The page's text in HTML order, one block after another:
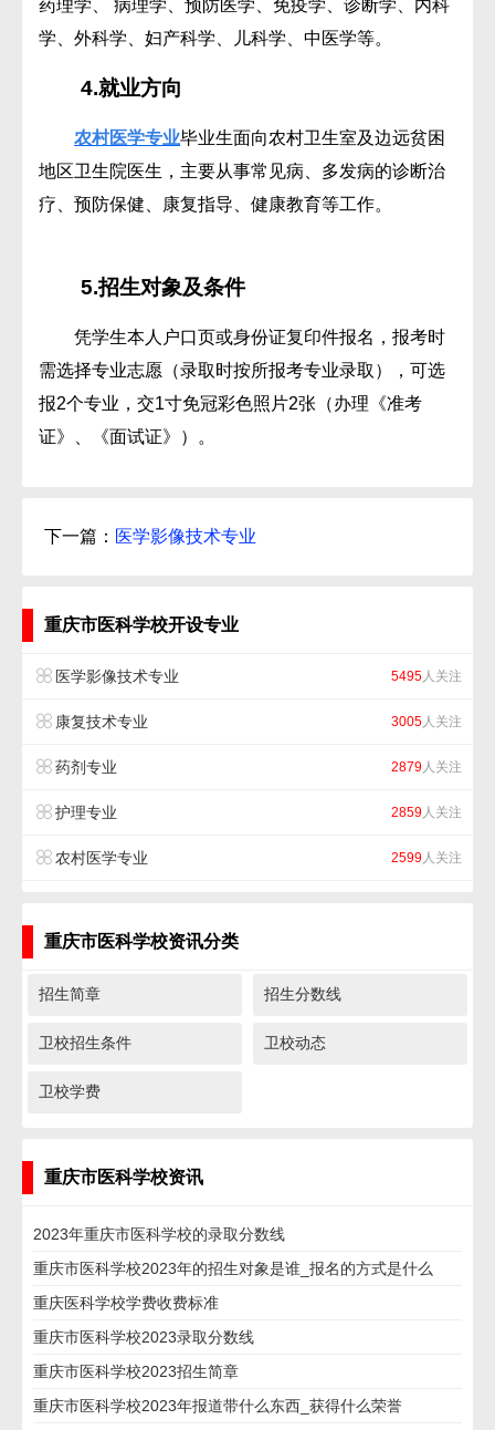
药理学、 病理学、预防医学、免疫学、诊断学、内科
学、外科学、妇产科学、儿科学、中医学等。
4.就业方向
农村医学专业毕业生面向农村卫生室及边远贫困
地区卫生院医生，主要从事常见病、多发病的诊断治
疗、预防保健、康复指导、健康教育等工作。
5.招生对象及条件
凭学生本人户口页或身份证复印件报名，报考时
需选择专业志愿（录取时按所报考专业录取），可选
报2个专业，交1寸免冠彩色照片2张（办理《准考
证》、《面试证》）。
下一篇： 医学影像技术专业
重庆市医科学校开设专业
医学影像技术专业 5495人关注
康复技术专业 3005人关注
药剂专业 2879人关注
护理专业 2859人关注
农村医学专业 2599人关注
重庆市医科学校资讯分类
招生简章 招生分数线
卫校招生条件 卫校动态
卫校学费
重庆市医科学校资讯
2023年重庆市医科学校的录取分数线
重庆市医科学校2023年的招生对象是谁_报名的方式是什么
​重庆医科学校学费收费标准
重庆市医科学校2023录取分数线
重庆市医科学校2023招生简章
重庆市医科学校2023年报道带什么东西_获得什么荣誉